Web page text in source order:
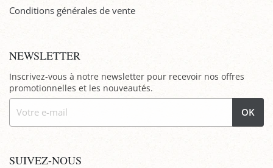
Conditions générales de vente
NEWSLETTER
Inscrivez-vous à notre newsletter pour recevoir nos offres
promotionnelles et les nouveautés.
OK
SUIVEZ-NOUS